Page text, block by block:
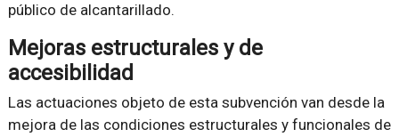
público de alcantarillado.
Mejoras estructurales y de
accesibilidad
Las actuaciones objeto de esta subvención van desde la
mejora de las condiciones estructurales y funcionales de